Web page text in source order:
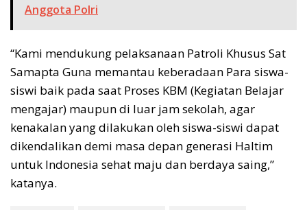
Anggota Polri
“Kami mendukung pelaksanaan Patroli Khusus Sat
Samapta Guna memantau keberadaan Para siswa-
siswi baik pada saat Proses KBM (Kegiatan Belajar
mengajar) maupun di luar jam sekolah, agar
kenakalan yang dilakukan oleh siswa-siswi dapat
dikendalikan demi masa depan generasi Haltim
untuk Indonesia sehat maju dan berdaya saing,”
katanya.